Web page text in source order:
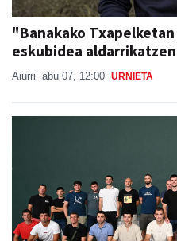
"Banakako
eskubidea
Aiurri abu 07, 12:00 URNIETA